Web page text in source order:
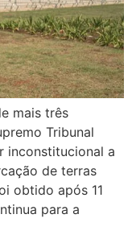
mais três
Tribunal
inconstitucional a
de terras
obtido após 11
para a